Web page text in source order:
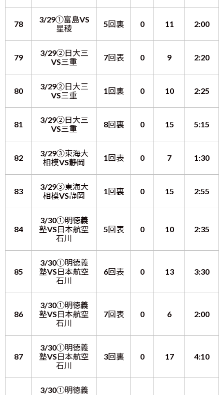
78
3/29①富島VS
星稜
5回裏 0 11 2:00
79
3/29②日大三
VS三重
7回表 0 9 2:20
80
3/29②日大三
VS三重
1回裏 0 10 2:25
81
3/29②日大三
VS三重
8回裏 0 15 5:15
82
3/29③東海大
相模VS静岡
1回表 0 7 1:30
83
3/29③東海大
相模VS静岡
1回裏 0 15 2:55
84
3/30①明徳義
塾VS日本航空
石川
5回表 0 10 2:35
85
3/30①明徳義
塾VS日本航空
石川
6回表 0 13 3:30
86
3/30①明徳義
塾VS日本航空
石川
7回表 0 6 2:00
87
3/30①明徳義
塾VS日本航空
石川
3回裏 0 17 4:10
3/30①明徳義